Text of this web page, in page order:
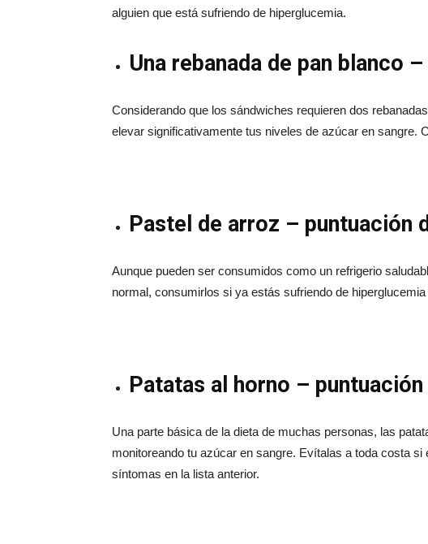
alguien que está sufriendo de hiperglucemia.
Una rebanada de pan blanco
Considerando que los sándwiches requieren dos
elevar significativamente tus niveles de azúcar en sangre.
Pastel de arroz – puntuación
Aunque pueden ser consumidos como un refrigerio
normal, consumirlos si ya estás sufriendo de
Patatas al horno – puntuación
Una parte básica de la dieta de muchas personas, las
monitoreando tu azúcar en sangre. Evítalas a toda costa
síntomas en la lista anterior.